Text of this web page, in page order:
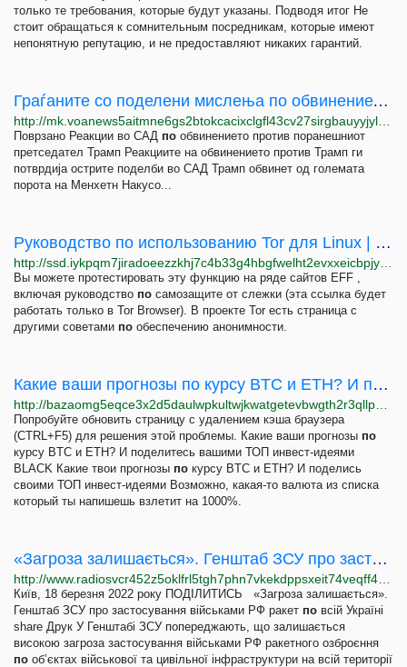
только те требования, которые будут указаны. Подводя итог Не
стоит обращаться к сомнительным посредникам, которые имеют
непонятную репутацию, и не предоставляют никаких гарантий.
Граѓаните со поделени мислења по обвинението против Трамп
Поврзано Реакции во САД по обвинението против поранешниот
претседател Трамп Реакциите на обвинението против Трамп ги
потврдија острите поделби во САД Трамп обвинет од големата
порота на Менхетн Накусо...
Руководство по использованию Tor для Linux | Surveillance Self-Defense
Вы можете протестировать эту функцию на ряде сайтов EFF ,
включая руководство по самозащите от слежки (эта ссылка будет
работать только в Tor Browser). В проекте Tor есть страница с
другими советами по обеспечению анонимности.
Какие ваши прогнозы по курсу BTC и ETH? И поделитесь вашими ТОП инвест-идеями - BAZA!
Попробуйте обновить страницу с удалением кэша браузера
(CTRL+F5) для решения этой проблемы. Какие ваши прогнозы по
курсу BTC и ETH? И поделитесь вашими ТОП инвест-идеями
BLACK Какие твои прогнозы по курсу BTC и ETH? И поделись
своими ТОП инвест-идеями Возможно, какая-то валюта из списка
который ты напишешь взлетит на 1000%.
«Загроза залишається». Генштаб ЗСУ про застосування військами РФ ракет по всій Україні
Київ, 18 березня 2022 року ПОДІЛИТИСЬ «Загроза залишається».
Генштаб ЗСУ про застосування військами РФ ракет по всій Україні
share Друк У Генштабі ЗСУ попереджають, що залишається
високою загроза застосування військами РФ ракетного озброєння
по об’єктах військової та цивільної інфраструктури на всій території